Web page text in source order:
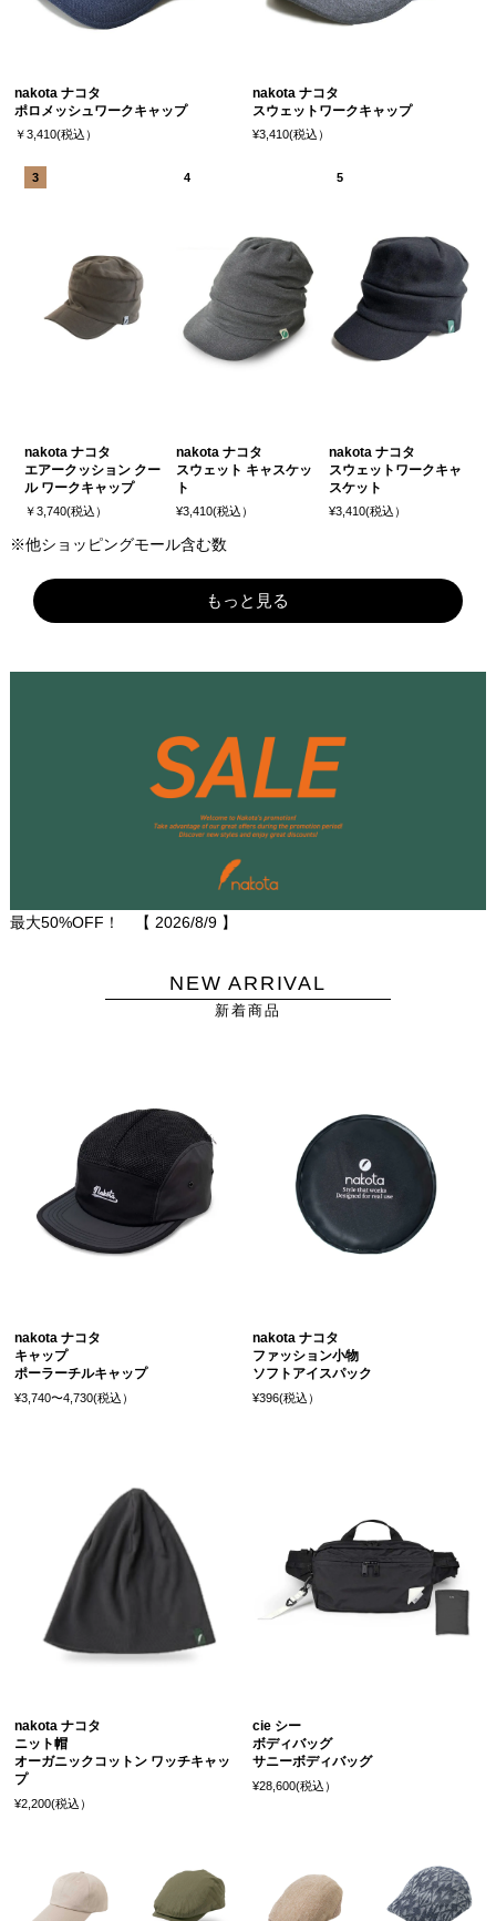
nakota ナコタ
ポロメッシュワークキャップ
￥3,410(税込）
nakota ナコタ
スウェットワークキャップ
¥3,410(税込）
nakota ナコタ
エアークッション クー
ル ワークキャップ
￥3,740(税込）
nakota ナコタ
スウェット キャスケッ
ト
¥3,410(税込）
nakota ナコタ
スウェットワークキャ
スケット
¥3,410(税込）
※他ショッピングモール含む数
もっと見る
最大50%OFF！ 【 2026/8/9】
NEW ARRIVAL
新着商品
nakota ナコタ
キャップ
ポーラーチルキャップ
¥3,740〜4,730(税込）
nakota ナコタ
ファッション小物
ソフトアイスパック
¥396(税込）
nakota ナコタ
ニット帽
オーガニックコットン ワッチキャッ
プ
¥2,200(税込）
cie シー
ボディバッグ
サニーボディバッグ
¥28,600(税込）